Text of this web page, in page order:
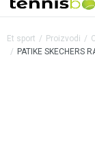
Et sport Proizvodi
PATIKE SKECHERS